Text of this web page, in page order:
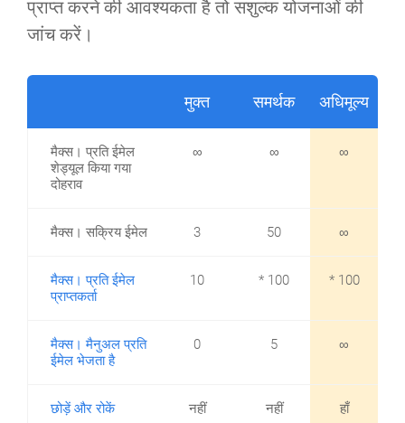
प्राप्त करने की आवश्यकता है तो सशुल्क योजनाओं की
जांच करें।
मुक्त समर्थक अधिमूल्य
मैक्स। प्रति ईमेल
शेड्यूल किया गया
दोहराव
∞ ∞ ∞
मैक्स। सक्रिय ईमेल 3 50 ∞
मैक्स। प्रति ईमेल
प्राप्तकर्ता
10 * 100 * 100
मैक्स। मैनुअल प्रति
ईमेल भेजता है
0 5 ∞
छोड़ें और रोकें नहीं नहीं हाँ